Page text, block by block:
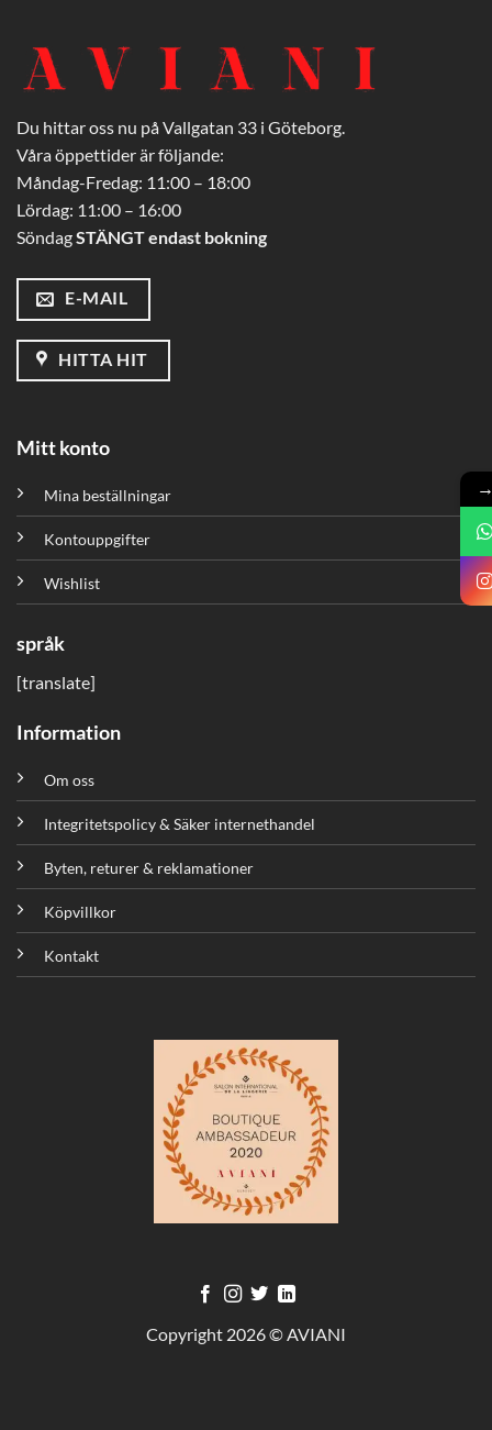
Du hittar oss nu på Vallgatan 33 i Göteborg.
Våra öppettider är följande:
Måndag-Fredag: 11:00 – 18:00
Lördag: 11:00 – 16:00
SöndagSTÄNGT endast bokning
E-MAIL
HITTA HIT
Mitt konto
Mina beställningar
Kontouppgifter
Wishlist
språk
[translate]
Information
Om oss
Integritetspolicy & Säker internethandel
Byten, returer & reklamationer
Köpvillkor
Kontakt
Copyright 2026 © AVIANI